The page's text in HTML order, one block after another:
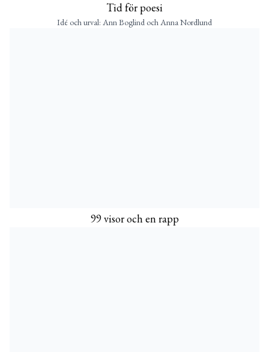
Tid för poesi
Idé och urval: Ann Boglind och Anna Nordlund
99 visor och en rapp